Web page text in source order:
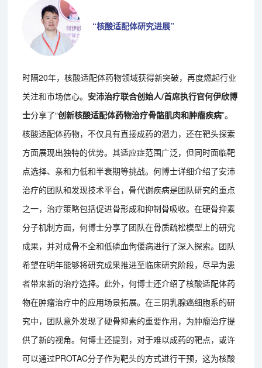
“核酸适配体研究进展”
时隔20年，核酸适配体药物领域获得新突破，再度燃起行业
关注和市场信心。 安沛治疗联合创始人/首席执行官何伊欣博
士分享了“创新核酸适配体药物治疗骨骼肌肉和肿瘤疾病”。
核酸适配体药物，不仅具有直接成药的潜力，还在靶头探索
方面展现出独特的优势。其适应症范围广泛，但同时面临靶
点选择、亲和力低和半衰期等挑战。何博士详细介绍了安沛
治疗的团队和发现技术平台，骨代谢疾病是团队研究的重点
之一，治疗策略包括促进骨形成和抑制骨吸收。在硬骨抑素
分子机制方面，何博士分享了团队在骨质疏松模型上的研究
成果，并对成骨不全和低磷血佝偻病进行了深入探索。团队
希望在明年能够将研究成果推进至临床研究阶段，尽早为患
者带来新的治疗选择。此外，何博士还介绍了核酸适配体药
物在肿瘤治疗中的应用场景拓展。在三阴乳腺癌细胞系的研
究中，团队意外发现了硬骨抑素的重要作用，为肿瘤治疗提
供了新的视角。何博士还提到，对于难以成药的靶点，或许
可以通过PROTAC分子作为靶头的方式进行干预，这为核酸